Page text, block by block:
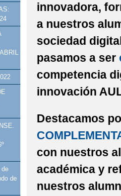
de
de
innovadora,
a nuestros
sociedad
pasamos a ser
competencia
innovación
Destacamos
con nuestros
académica y
nuestros